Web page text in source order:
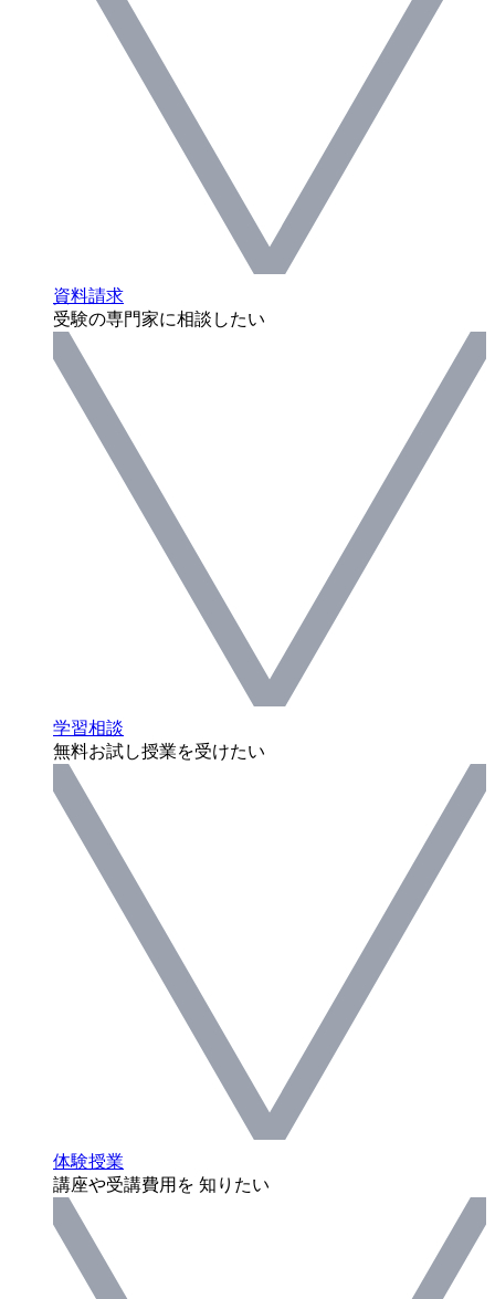
資料請求
受験の専門家に相談したい
学習相談
無料お試し授業を受けたい
体験授業
講座や受講費用を 知りたい